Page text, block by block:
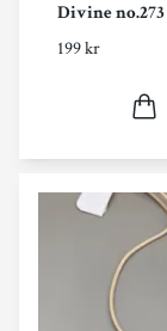
Divine no.273
199 kr